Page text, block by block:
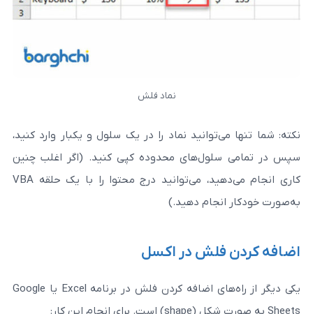
نماد را در یک سلول و یکبار وارد کنید،
محدوده کپی کنید. (اگر اغلب چنین
کاری انجام می‌دهید، می‌توانید درج محتوا را با یک حلقه VBA
دهید.)
در اکسل
یکی دیگر از راه‌های اضافه کردن فلش در برنامه Excel یا Google